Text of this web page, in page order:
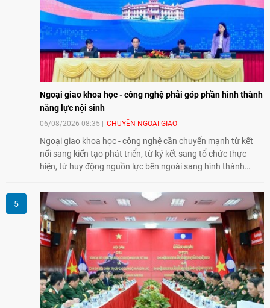
Ngoại giao khoa học - công nghệ phải góp phần hình thành
năng lực nội sinh
06/08/2026 08:35 CHUYỆN NGOẠI GIAO
Ngoại giao khoa học - công nghệ cần chuyển mạnh từ kết
nối sang kiến tạo phát triển, từ ký kết sang tổ chức thực
hiện, từ huy động nguồn lực bên ngoài sang hình thành
nghệ, đổi mới sáng tạo và chuyển đổi số trở thành động lực
phát triển đất nước.